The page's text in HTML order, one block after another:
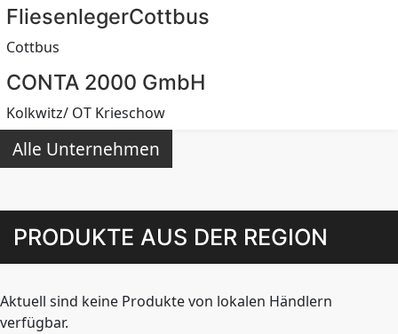
FliesenlegerCottbus
Cottbus
CONTA 2000 GmbH
Kolkwitz/ OT Krieschow
Alle Unternehmen
PRODUKTE AUS DER REGION
Aktuell sind keine Produkte von lokalen Händlern
verfügbar.